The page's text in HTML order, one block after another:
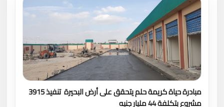
مبادرة حياة كريمة حلم يتحقق على أرض البحيرة تنفيذ 3915
مشروع بتكلفة 44 مليار جنيه